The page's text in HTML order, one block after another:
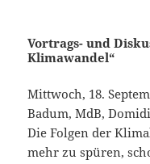
Vortrags- und
Klimawandel“
Mittwoch, 18.
Badum, MdB,
Die Folgen der
mehr zu spüren,